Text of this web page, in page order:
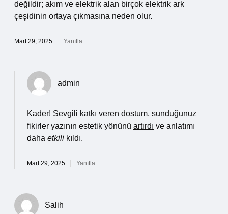
değildir; akım ve elektrik alan birçok elektrik ark
çeşidinin ortaya çıkmasına neden olur.
Mart 29, 2025 Yanıtla
admin
Kader! Sevgili katkı veren dostum, sunduğunuz
fikirler yazının estetik yönünü artırdı ve anlatımı
daha etkili kıldı.
Mart 29, 2025 Yanıtla
Salih